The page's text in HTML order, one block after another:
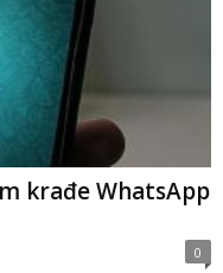
krađe WhatsApp
0